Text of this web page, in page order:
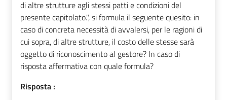
di altre strutture agli stessi patti e condizioni del
presente capitolato.", si formula il seguente quesito: in
caso di concreta necessità di avvalersi, per le ragioni di
cui sopra, di altre strutture, il costo delle stesse sarà
oggetto di riconoscimento al gestore? In caso di
risposta affermativa con quale formula?
Risposta :